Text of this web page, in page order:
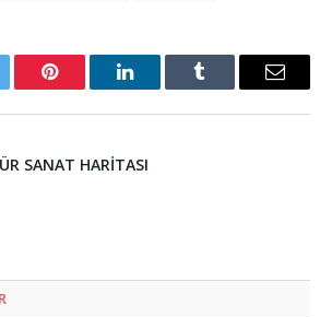
Pinterest LinkedInTumblr Email
SANAT HARITASI